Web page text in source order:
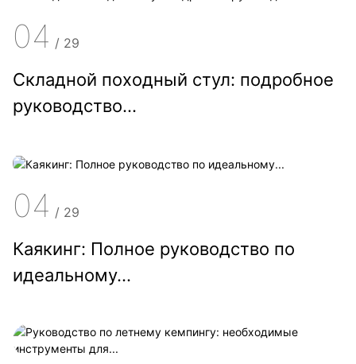
04 / 29
Складной походный стул: подробное
руководство...
04 / 29
Каякинг: Полное руководство по
идеальному...